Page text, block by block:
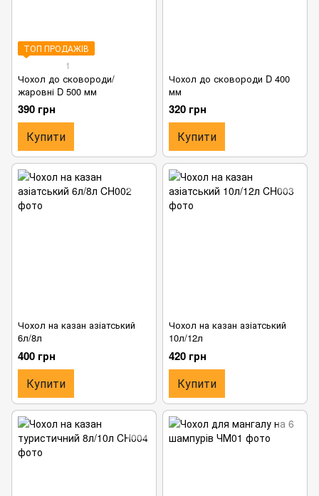
ТОП ПРОДАЖІВ
1
Чохол до сковороди/
жаровні D 500 мм
390 грн
Купити
Чохол до сковороди D 400
мм
320 грн
Купити
Чохол на казан азіатський
6л/8л
400 грн
Купити
Чохол на казан азіатський
10л/12л
420 грн
Купити